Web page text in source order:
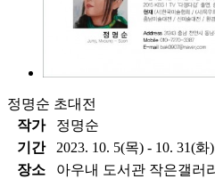
정명순 초대전
작가
정명순
기간
2023. 10. 5(목) - 10. 31(화)
장소
아우내 도서관 작은갤러리